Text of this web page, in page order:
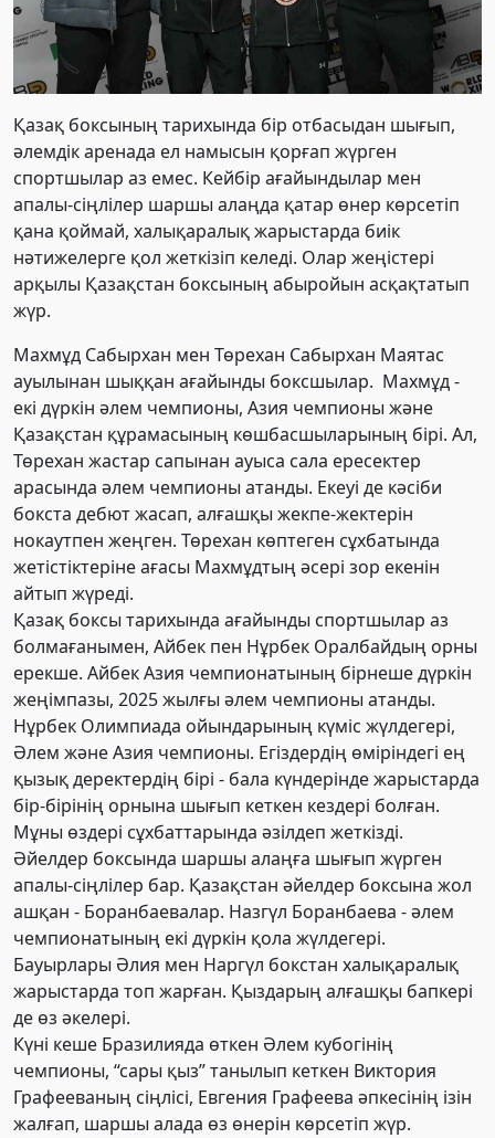
Қазақ боксының тарихында бір отбасыдан шығып,
әлемдік аренада ел намысын қорғап жүрген
спортшылар аз емес. Кейбір ағайындылар мен
апалы-сіңлілер шаршы алаңда қатар өнер көрсетіп
қана қоймай, халықаралық жарыстарда биік
нәтижелерге қол жеткізіп келеді. Олар жеңістері
арқылы Қазақстан боксының абыройын асқақтатып
жүр.
Махмұд Сабырхан мен Төрехан Сабырхан Маятас
ауылынан шыққан ағайынды боксшылар. Махмұд-
екі дүркін әлем чемпионы, Азия чемпионы және
Қазақстан құрамасының көшбасшыларының бірі. Ал,
Төрехан жастар сапынан ауыса сала ересектер
арасында әлем чемпионы атанды. Екеуі де кәсіби
бокста дебют жасап, алғашқы жекпе-жектерін
нокаутпен жеңген. Төрехан көптеген сұхбатында
жетістіктеріне ағасы Махмұдтың әсері зор екенін
айтып жүреді.
Қазақ боксы тарихында ағайынды спортшылар аз
болмағанымен, Айбек пен Нұрбек Оралбайдың орны
ерекше. Айбек Азия чемпионатының бірнеше дүркін
жеңімпазы, 2025 жылғы әлем чемпионы атанды.
Нұрбек Олимпиада ойындарының күміс жүлдегері,
Әлем және Азия чемпионы. Егіздердің өміріндегі ең
қызық деректердің бірі - бала күндерінде жарыстарда
бір-бірінің орнына шығып кеткен кездері болған.
Мұны өздері сұхбаттарында әзілдеп жеткізді.
Әйелдер боксында шаршы алаңға шығып жүрген
апалы-сіңлілер бар. Қазақстан әйелдер боксына жол
ашқан - Боранбаевалар. Назгүл Боранбаева - әлем
чемпионатының екі дүркін қола жүлдегері.
Бауырлары Әлия мен Наргүл бокстан халықаралық
жарыстарда топ жарған. Қыздарың алғашқы бапкері
де өз әкелері.
Күні кеше Бразилияда өткен Әлем кубогінің
чемпионы, “сары қыз” танылып кеткен Виктория
Графееваның сіңлісі, Евгения Графеева әпкесінің ізін
жалғап, шаршы алада өз өнерін көрсетіп жүр.